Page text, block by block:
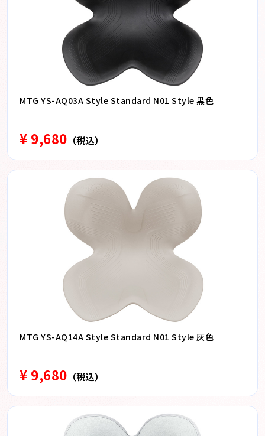
MTG YS-AQ03A Style Standard N01 Style 黒色
¥ 9,680 （税込）
MTG YS-AQ14A Style Standard N01 Style 灰色
¥ 9,680 （税込）